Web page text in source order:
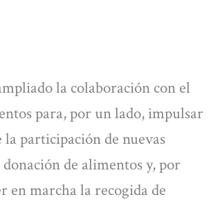
la colaboración con el
para, por un lado, impulsar
participación de nuevas
de alimentos y, por
en marcha la recogida de